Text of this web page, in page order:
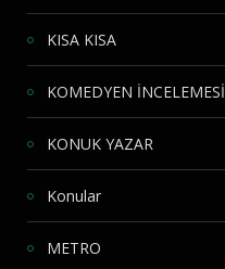
KISA KISA
KOMEDYEN İNCELEMESİ
KONUK YAZAR
Konular
METRO